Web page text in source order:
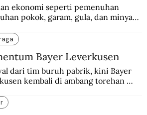
ekonomi seperti pemenuhan
pokok, garam, gula, dan minyak
Hari Ibu.
Bayer Leverkusen
dari tim buruh pabrik, kini Bayer
kembali di ambang torehan